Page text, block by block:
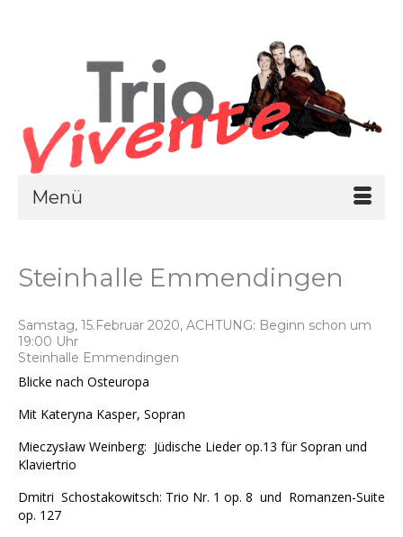
Menü
Steinhalle Emmendingen
Samstag, 15.Februar 2020, ACHTUNG: Beginn schon um
19:00 Uhr
Steinhalle Emmendingen
Blicke nach Osteuropa
Mit Kateryna Kasper, Sopran
Mieczysław Weinberg: Jüdische Lieder op.13 für Sopran und
Klaviertrio
Dmitri Schostakowitsch: Trio Nr. 1 op. 8 und Romanzen-Suite
op. 127